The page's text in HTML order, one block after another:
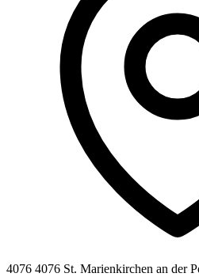
4076 4076 St. Marienkirchen an der